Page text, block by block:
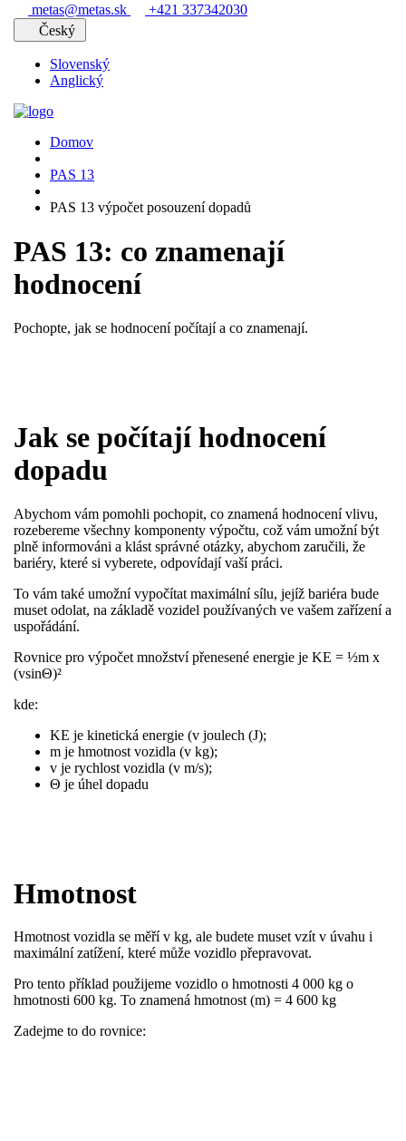
metas@metas.sk
+421 337342030
Český
Slovenský
Anglický
Domov
PAS 13
PAS 13 výpočet posouzení dopadů
PAS 13: co znamenají
hodnocení
Pochopte, jak se hodnocení počítají a co znamenají.
Jak se počítají hodnocení
dopadu
Abychom vám pomohli pochopit, co znamená hodnocení vlivu,
rozebereme všechny komponenty výpočtu, což vám umožní být
plně informováni a klást správné otázky, abychom zaručili, že
bariéry, které si vyberete, odpovídají vaší práci.
To vám také umožní vypočítat maximální sílu, jejíž bariéra bude
muset odolat, na základě vozidel používaných ve vašem zařízení a
uspořádání.
Rovnice pro výpočet množství přenesené energie je KE = ½m x
(vsinΘ)²
kde:
KE je kinetická energie (v joulech (J);
m je hmotnost vozidla (v kg);
v je rychlost vozidla (v m/s);
Θ je úhel dopadu
Hmotnost
Hmotnost vozidla se měří v kg, ale budete muset vzít v úvahu i
maximální zatížení, které může vozidlo přepravovat.
​Pro tento příklad použijeme vozidlo o hmotnosti 4 000 kg o
hmotnosti 600 kg. To znamená hmotnost (m) = 4 600 kg
Zadejme to do rovnice: